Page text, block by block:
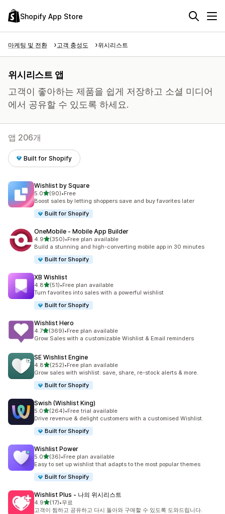
Shopify App Store
마케팅 및 전환 고객 충성도 위시리스트
위시리스트 앱
고객이 좋아하는 제품을 쉽게 저장하고 소셜 미디어
에서 공유할 수 있도록 하세요.
앱 206개
Built for Shopify
Wishlist by Square
5.0별 5개 중
(90)
총 리뷰 90개
•Free
Boost sales by letting shoppers save and buy favorites later
Built for Shopify
OneMobile ‑ Mobile App Builder
4.9별 5개 중
(350)
총 리뷰 350개
•Free plan available
Build a stunning and high-converting mobile app in 30 minutes
Built for Shopify
XB Wishlist
4.8별 5개 중
(51)
총 리뷰 51개
•Free plan available
Turn favorites into sales with a powerful wishlist
Built for Shopify
Wishlist Hero
4.7별 5개 중
(369)
총 리뷰 369개
•Free plan available
Grow Sales with a customizable Wishlist & Email reminders
SE Wishlist Engine
4.8별 5개 중
(252)
총 리뷰 252개
•Free plan available
Grow sales with wishlist: save, share, re-stock alerts & more.
Built for Shopify
Swish (Wishlist King)
5.0별 5개 중
(264)
총 리뷰 264개
•Free trial available
Drive revenue & delight customers with a customised Wishlist.
Built for Shopify
Wishlist Power
5.0별 5개 중
(36)
총 리뷰 36개
•Free plan available
Easy to set up wishlist that adapts to the most popular themes
Built for Shopify
Wishlist Plus ‑ 나의 위시리스트
4.9별 5개 중
(17)
총 리뷰 17개
•무료
고객이 찜하고 공유하고 다시 돌아와 구매할 수 있도록 도와드립니다.